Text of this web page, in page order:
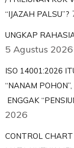
“IJAZAH PALSU”?
UNGKAP
5 Agustus 2026
ISO 14001:2026
“NANAM
ENGGAK
2026
CONTROL